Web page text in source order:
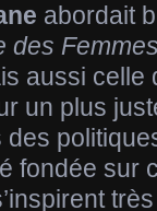
abordait
des
aussi
un plus
fondée sur